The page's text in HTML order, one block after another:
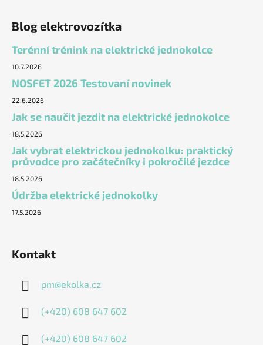
Blog elektrovozítka
Terénní trénink na elektrické jednokolce
10.7.2026
NOSFET 2026 Testovaní novinek
22.6.2026
Jak se naučit jezdit na elektrické jednokolce
18.5.2026
Jak vybrat elektrickou jednokolku: praktický
průvodce pro začátečníky i pokročilé jezdce
18.5.2026
Údržba elektrické jednokolky
17.5.2026
Kontakt
pm@ekolka.cz
(+420) 608 647 602
(+420) 608 647 602